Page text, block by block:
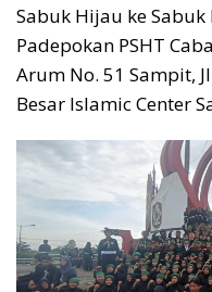
Sabuk Hijau ke
Padepokan PSHT
Arum No. 51 Sampit,
Besar Islamic Center